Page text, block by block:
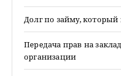
Долг по займу,
Передача прав на
организации